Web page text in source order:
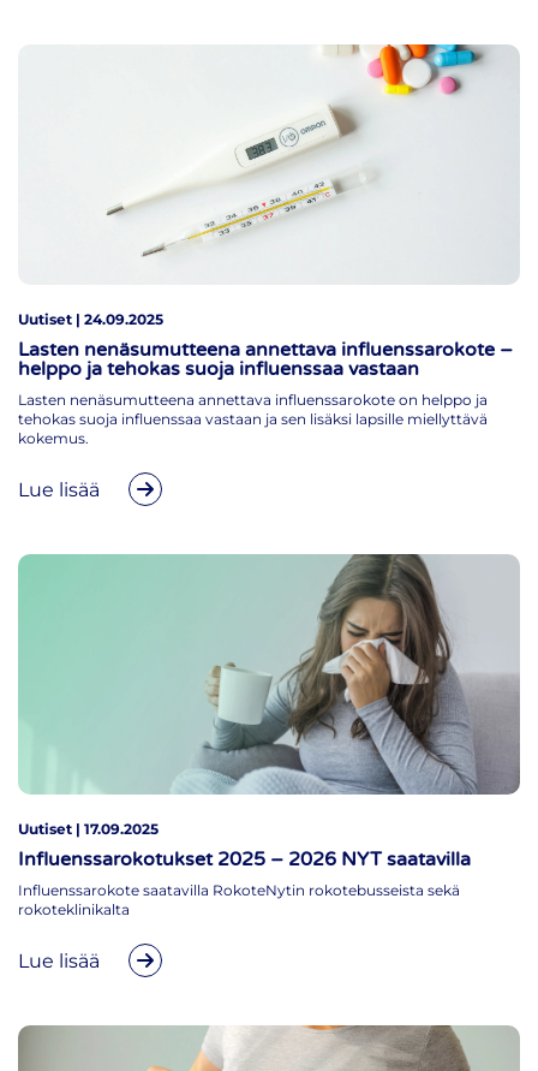
Uutiset | 24.09.2025
Lasten nenäsumutteena annettava influenssarokote –
helppo ja tehokas suoja influenssaa vastaan
Lasten nenäsumutteena annettava influenssarokote on helppo ja
tehokas suoja influenssaa vastaan ja sen lisäksi lapsille miellyttävä
kokemus.
Lue lisää
Uutiset | 17.09.2025
Influenssarokotukset 2025 – 2026 NYT saatavilla
Influenssarokote saatavilla RokoteNytin rokotebusseista sekä
rokoteklinikalta
Lue lisää